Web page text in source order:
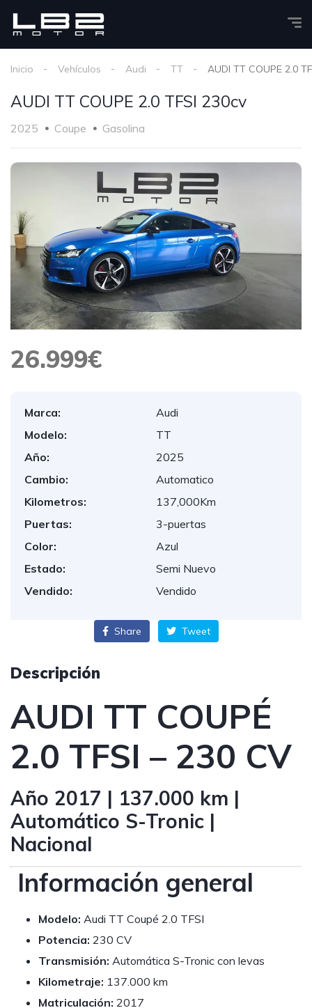
Inicio Vehículos Audi TT AUDI TT COUPE 2.0
AUDI TT COUPE 2.0 TFSI 230cv
2025 Coupe Gasolina
26.999€
Marca:
Audi
Modelo:
TT
Año:
2025
Cambio:
Automatico
Kilometros:
137,000Km
Puertas:
3-puertas
Color:
Azul
Estado:
Semi Nuevo
Vendido:
Vendido
Share Tweet
Descripción
AUDI TT COUPÉ
2.0 TFSI – 230 CV
Año 2017 | 137.000 km |
Automático S-Tronic |
Nacional
Información general
Modelo: Audi TT Coupé 2.0 TFSI
Potencia: 230 CV
Transmisión: Automática S-Tronic con levas
Kilometraje: 137.000 km
Matriculación: 2017